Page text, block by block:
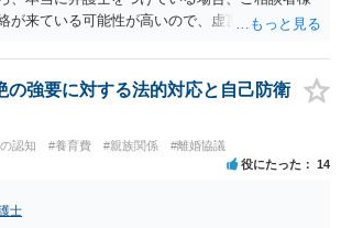
が来ている可能性が高いので、虚言の可能性も
ことに問題はありません。 逆に本当に弁護士を
はこちらも、弁護士に相談した方がよいかと考
ば幸いです。
の強要に対する法的対応と自己防衛
認知 #養育費 #親族関係 #離婚協議
役にたった 14
士